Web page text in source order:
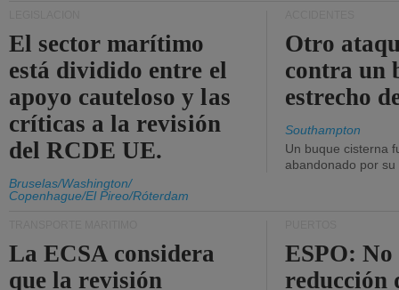
El sector marítimo
está dividido entre el
apoyo cauteloso y las
críticas a la revisión
del RCDE UE.
Bruselas/Washington/
Copenhague/El Pireo/Róterdam
Otro
contra un
estrecho
Southampton
Un buque cisterna
abandonado por su
La ECSA considera
que la revisión
ESPO: No
reducción